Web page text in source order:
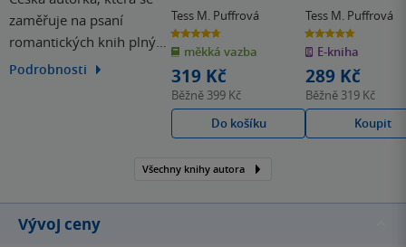
zaměřuje na psaní
romantických knih plných
napětí a nečekaných
Podrobnosti
Tess M. Puffrová
4.7
z
5
hvězdiček
měkká vazba
319 Kč
Běžně 399 Kč
Do košíku
Tess M. Puffrová
4.7
z
5
hvězdiček
E-kniha
289 Kč
Běžně 319 Kč
Koupit
Všechny knihy autora
Vývoj ceny